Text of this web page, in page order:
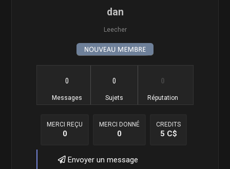
dan
Leecher
0
Messages
0
Sujets
0
Réputation
MERCI REÇU
0
MERCI DONNÉ
0
CREDITS
5 C$
Envoyer un message